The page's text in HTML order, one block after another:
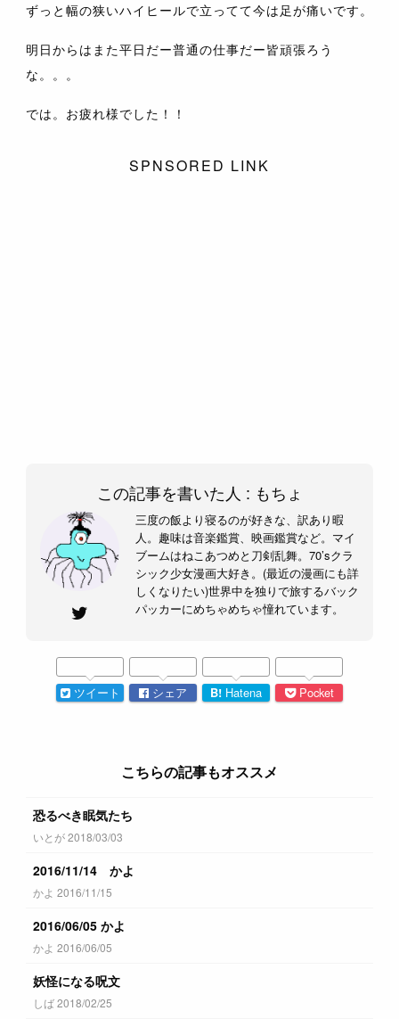
ずっと幅の狭いハイヒールで立ってて今は足が痛いです。
明日からはまた平日だー普通の仕事だー皆頑張ろう
な。。。
では。お疲れ様でした！！
SPNSORED LINK
この記事を書いた人 : もちょ
三度の飯より寝るのが好きな、訳あり暇
人。趣味は音楽鑑賞、映画鑑賞など。マイ
ブームはねこあつめと刀剣乱舞。70’sクラ
シック少女漫画大好き。(最近の漫画にも詳
しくなりたい)世界中を独りで旅するバック
パッカーにめちゃめちゃ憧れています。
ツイート シェア B! Hatena Pocket
こちらの記事もオススメ
恐るべき眠気たち
いとが 2018/03/03
2016/11/14 かよ
かよ 2016/11/15
2016/06/05 かよ
かよ 2016/06/05
妖怪になる呪文
しば 2018/02/25